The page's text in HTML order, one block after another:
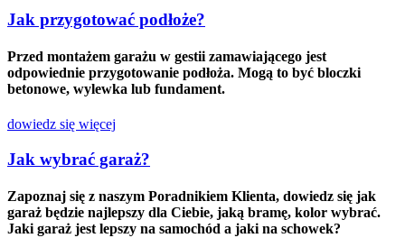
Jak przygotować podłoże?
Przed montażem garażu w gestii zamawiającego jest
odpowiednie przygotowanie podłoża. Mogą to być bloczki
betonowe, wylewka lub fundament.
dowiedz się więcej
Jak wybrać garaż?
Zapoznaj się z naszym Poradnikiem Klienta, dowiedz się jak
garaż będzie najlepszy dla Ciebie, jaką bramę, kolor wybrać.
Jaki garaż jest lepszy na samochód a jaki na schowek?